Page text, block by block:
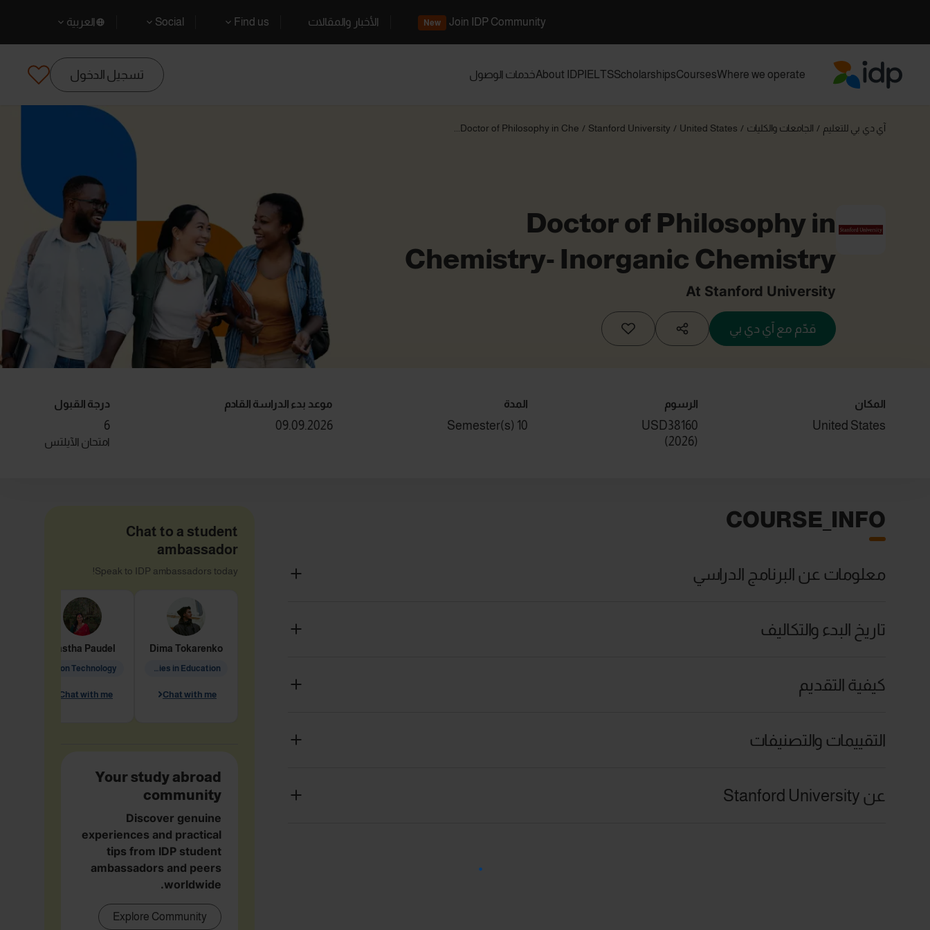
Join IDP Community
New الأخبار والمقالات Find us
Social العربية
Where we operate
Courses
Scholarships
IELTS
About IDPخدمات الوصول تسجيل الدخول
آي دي بي للتعليم / الجامعات والكليات /
United States
/
Stanford University
/
Doctor of Philosophy in Che...
Doctor of Philosophy in
Chemistry- Inorganic Chemistry
At Stanford University
قدّم مع آي دي بي
المكان
United States
الرسوم
USD38160
(
2026
)
المدة
10 Semester(s)
موعد بدء الدراسة القادم
09.09.2026
درجة القبول
6
امتحان الآيلتس
COURSE_INFO
معلومات عن البرنامج الدراسي
تاريخ البدء والتكاليف
كيفية التقديم
التقييمات والتصنيفات
عن Stanford University
Chat to a student
ambassador
Speak to IDP ambassadors today!
Dima Tokarenko
Academic Studies in Education
Chat with me
Aastha Paudel
Chat with me
Your study abroad
community
Discover genuine
experiences and practical
tips from IDP student
ambassadors and peers
worldwide.
Explore Community